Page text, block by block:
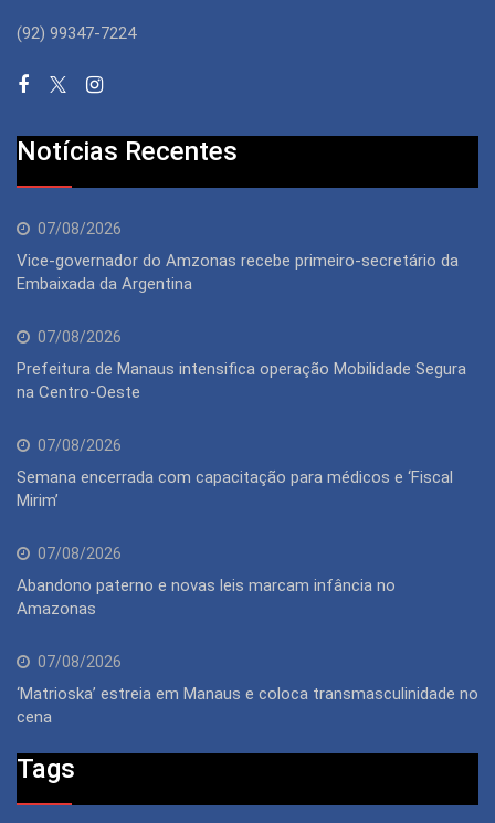
(92) 99347-7224
Notícias Recentes
07/08/2026
Vice-governador do Amzonas recebe primeiro-secretário da
Embaixada da Argentina
07/08/2026
Prefeitura de Manaus intensifica operação Mobilidade Segura
na Centro-Oeste
07/08/2026
Semana encerrada com capacitação para médicos e ‘Fiscal
Mirim’
07/08/2026
Abandono paterno e novas leis marcam infância no
Amazonas
07/08/2026
‘Matrioska’ estreia em Manaus e coloca transmasculinidade no
cena
Tags